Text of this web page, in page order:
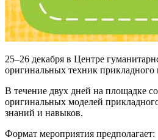
25–26 декабря в Центре
оригинальных техник прикладного
В течение двух дней на площадке
оригинальных моделей
знаний и навыков.
Формат мероприятия предполагает: